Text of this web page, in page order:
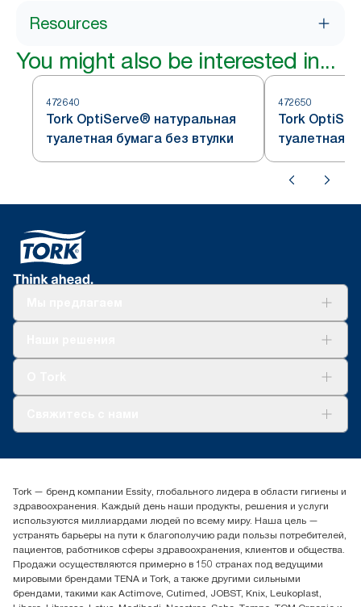
Resources
You might also be interested in...
472640
Tork OptiServe® натуральная
туалетная бумага без втулки
472650
Tork
туалетная
(+7) 777 779 0095
Контакты на рынках СНГ
ООО «Эссити», Представительство в Казахстане Пр.
Достык, 210, 2 блок, 3 этаж,
офис №32 050051, г.
Алматы, Казахстан
Tork — бренд компании Essity, глобального лидера в области гигиены и
здравоохранения. Каждый день наши продукты, решения и услуги
используются миллиардами людей по всему миру. Наша цель —
устранять барьеры на пути к благополучию ради пользы потребителей,
пациентов, работников сферы здравоохранения, клиентов и общества.
Продажи осуществляются примерно в 150 странах под ведущими
мировыми брендами TENA и Tork, а также другими сильными
брендами, такими как Actimove, Cutimed, JOBST, Knix, Leukoplast,